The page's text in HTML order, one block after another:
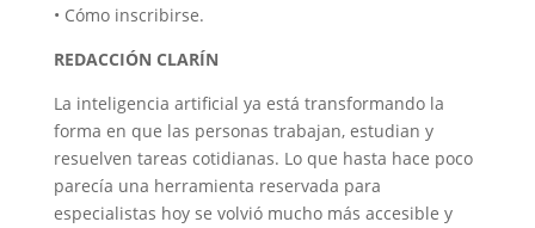
• Cómo inscribirse.
REDACCIÓN CLARÍN
La inteligencia artificial ya está transformando la
forma en que las personas trabajan, estudian y
resuelven tareas cotidianas. Lo que hasta hace poco
parecía una herramienta reservada para
especialistas hoy se volvió mucho más accesible y